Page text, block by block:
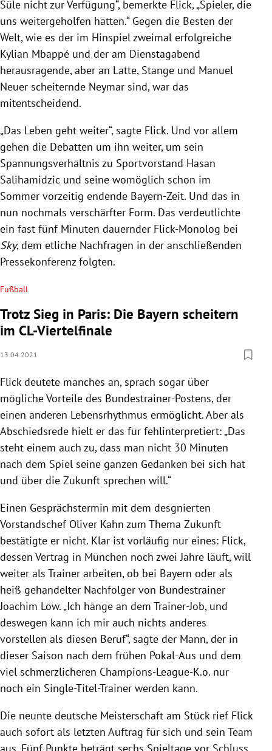
Süle nicht zur Verfügung“, bemerkte Flick, „Spieler, die
uns weitergeholfen hätten.“ Gegen die Besten der
Welt, wie es der im Hinspiel zweimal erfolgreiche
Kylian Mbappé und der am Dienstagabend
herausragende, aber an Latte, Stange und Manuel
Neuer scheiternde Neymar sind, war das
mitentscheidend.
„Das Leben geht weiter“, sagte Flick. Und vor allem
gehen die Debatten um ihn weiter, um sein
Spannungsverhältnis zu Sportvorstand Hasan
Salihamidzic und seine womöglich schon im
Sommer vorzeitig endende Bayern-Zeit. Und das in
nun nochmals verschärfter Form. Das verdeutlichte
ein fast fünf Minuten dauernder Flick-Monolog bei
Sky, dem etliche Nachfragen in der anschließenden
Pressekonferenz folgten.
Fußball
Trotz Sieg in Paris: Die Bayern scheitern
im CL-Viertelfinale
13.04.2021
Flick deutete manches an, sprach sogar über
mögliche Vorteile des Bundestrainer-Postens, der
einen anderen Lebensrhythmus ermöglicht. Aber als
Abschiedsrede hielt er das für fehlinterpretiert: „Das
steht einem auch zu, dass man nicht 30 Minuten
nach dem Spiel seine ganzen Gedanken bei sich hat
und über die Zukunft sprechen will.“
Einen Gesprächstermin mit dem desgnierten
Vorstandschef Oliver Kahn zum Thema Zukunft
bestätigte er nicht. Klar ist vorläufig nur eines: Flick,
dessen Vertrag in München noch zwei Jahre läuft, will
weiter als Trainer arbeiten, ob bei Bayern oder als
heiß gehandelter Nachfolger von Bundestrainer
Joachim Löw. „Ich hänge an dem Trainer-Job, und
deswegen kann ich mir auch nichts anderes
vorstellen als diesen Beruf“, sagte der Mann, der in
dieser Saison nach dem frühen Pokal-Aus und dem
viel schmerzlicheren Champions-League-K.o. nur
noch ein Single-Titel-Trainer werden kann.
Die neunte deutsche Meisterschaft am Stück rief Flick
auch sofort als letzten Auftrag für sich und sein Team